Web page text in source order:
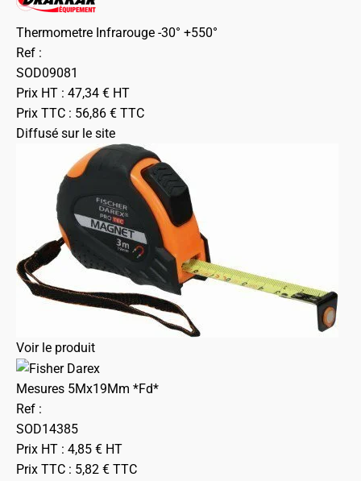
Thermometre Infrarouge -30° +550°
Ref :
SOD09081
Prix HT : 47,34 € HT
Prix TTC : 56,86 € TTC
Diffusé sur le site
Voir le produit
Mesures 5Mx19Mm *Fd*
Ref :
SOD14385
Prix HT : 4,85 € HT
Prix TTC : 5,82 € TTC